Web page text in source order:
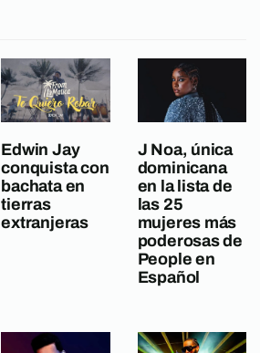
Edwin Jay
conquista con
bachata en
tierras
extranjeras
J Noa, única
dominicana
en la lista de
las 25
mujeres más
poderosas de
People en
Español